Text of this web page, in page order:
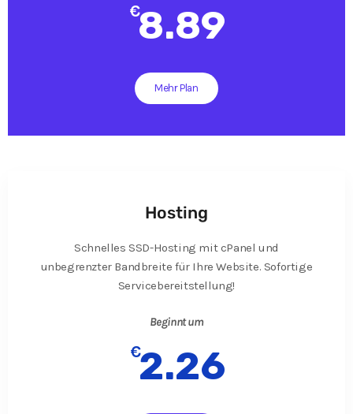
€8.89
Mehr Plan
Hosting
Schnelles SSD-Hosting mit cPanel und
unbegrenzter Bandbreite für Ihre Website. Sofortige
Servicebereitstellung!
Beginnt um
€2.26